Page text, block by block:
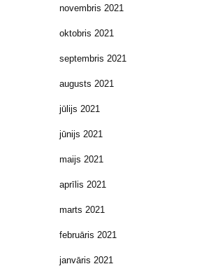
novembris 2021
oktobris 2021
septembris 2021
augusts 2021
jūlijs 2021
jūnijs 2021
maijs 2021
aprīlis 2021
marts 2021
februāris 2021
janvāris 2021